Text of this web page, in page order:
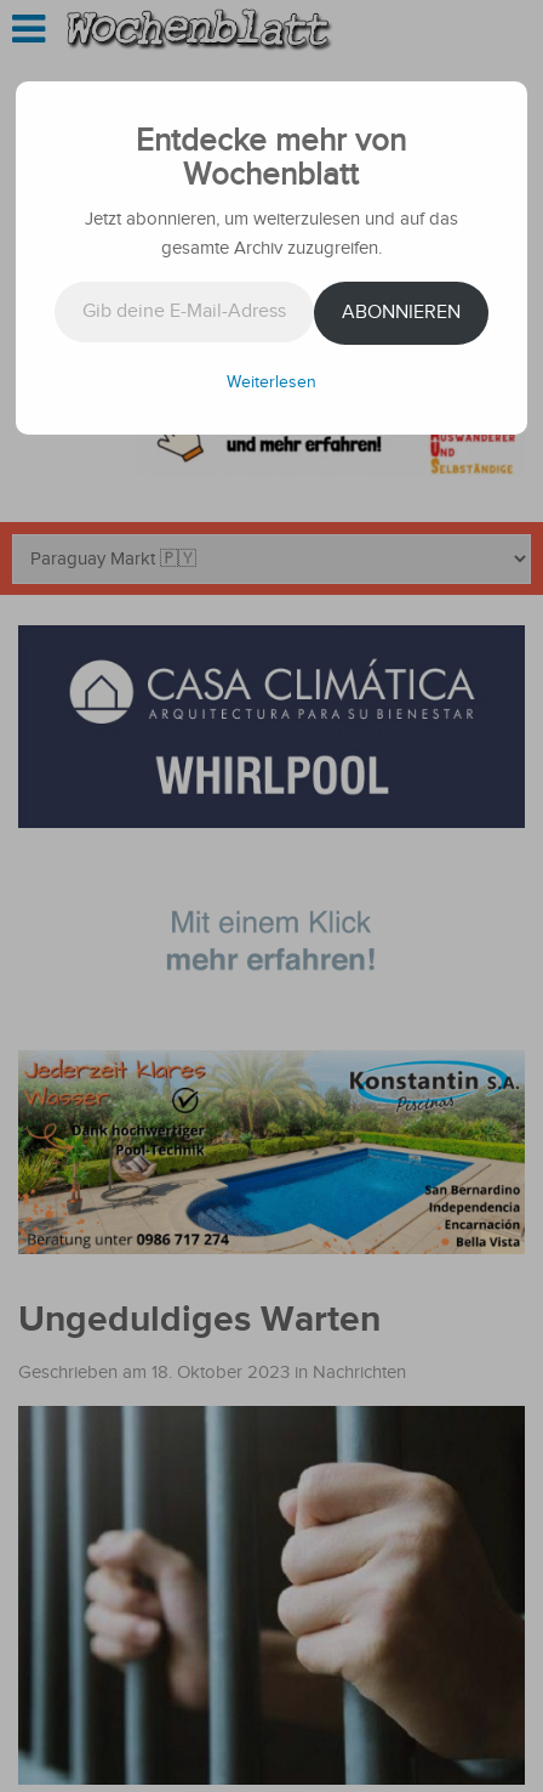
Ungeduldiges Warten
Geschrieben am 18. Oktober 2023 in Nachrichten
Entdecke mehr von
Wochenblatt
Jetzt abonnieren, um weiterzulesen und auf das
gesamte Archiv zuzugreifen.
ABONNIEREN
Weiterlesen